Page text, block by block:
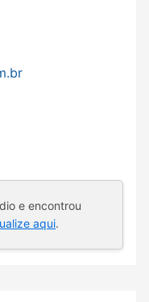
e encontrou
aqui.